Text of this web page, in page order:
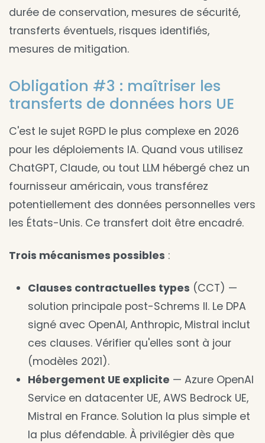
durée de conservation, mesures de sécurité,
transferts éventuels, risques identifiés,
mesures de mitigation.
Obligation #3 : maîtriser les
transferts de données hors UE
C'est le sujet RGPD le plus complexe en 2026
pour les déploiements IA. Quand vous utilisez
ChatGPT, Claude, ou tout LLM hébergé chez un
fournisseur américain, vous transférez
potentiellement des données personnelles vers
les États-Unis. Ce transfert doit être encadré.
Trois mécanismes possibles :
Clauses contractuelles types (CCT) —
solution principale post-Schrems II. Le DPA
signé avec OpenAI, Anthropic, Mistral inclut
ces clauses. Vérifier qu'elles sont à jour
(modèles 2021).
Hébergement UE explicite — Azure OpenAI
Service en datacenter UE, AWS Bedrock UE,
Mistral en France. Solution la plus simple et
la plus défendable. À privilégier dès que